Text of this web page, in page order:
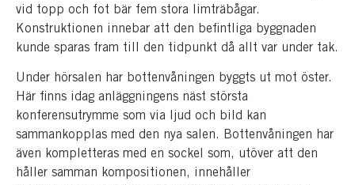
vid topp och fot bär fem stora limträbågar.
Konstruktionen innebar att den befintliga byggnaden
kunde sparas fram till den tidpunkt då allt var under tak.
Under hörsalen har bottenvåningen byggts ut mot öster.
Här finns idag anläggningens näst största
konferensutrymme som via ljud och bild kan
sammankopplas med den nya salen. Bottenvåningen har
även kompletteras med en sockel som, utöver att den
håller samman kompositionen, innehåller